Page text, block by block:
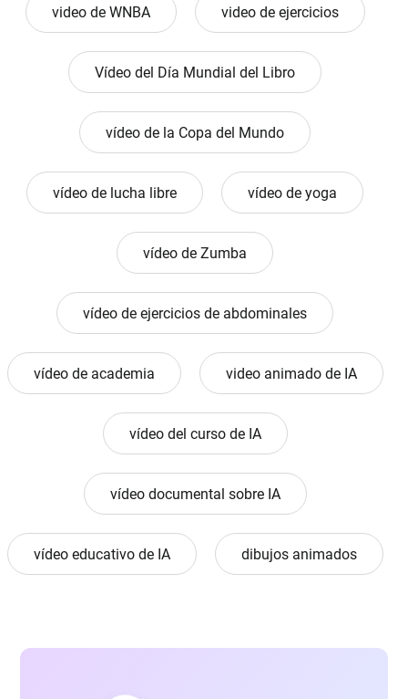
video de WNBA video de ejercicios
Vídeo del Día Mundial del Libro
vídeo de la Copa del Mundo
vídeo de lucha libre vídeo de yoga
vídeo de Zumba
vídeo de ejercicios de abdominales
vídeo de academia video animado de IA
vídeo del curso de IA
vídeo documental sobre IA
vídeo educativo de IA dibujos animados